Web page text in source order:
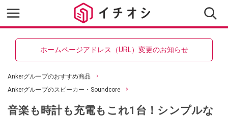
ホームページアドレス（URL）変更のお知らせ
Ankerグループのおすすめ商品
Ankerグループのスピーカー・Soundcore
音楽も時計も充電もこれ1台！シンプルな